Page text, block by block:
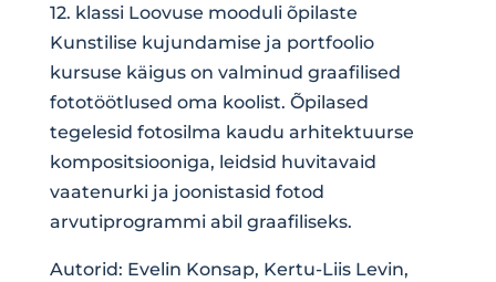
12. klassi Loovuse mooduli õpilaste
Kunstilise kujundamise ja portfoolio
kursuse käigus on valminud graafilised
fototöötlused oma koolist. Õpilased
tegelesid fotosilma kaudu arhitektuurse
kompositsiooniga, leidsid huvitavaid
vaatenurki ja joonistasid fotod
arvutiprogrammi abil graafiliseks.
Autorid: Evelin Konsap, Kertu-Liis Levin,